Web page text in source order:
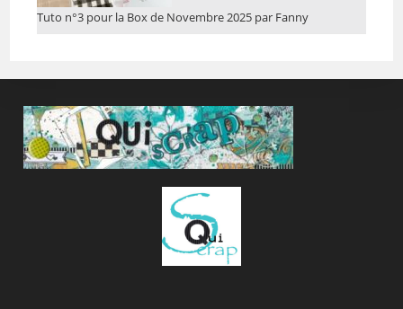
Tuto n°3 pour la Box de Novembre 2025 par Fanny